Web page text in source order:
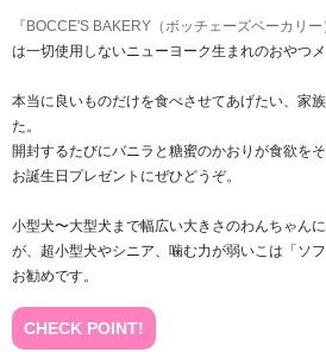
『BOCCE'S BAKERY（ボッチェーズベーカリー
は一切使用しないニューヨーク生まれのおやつメ
本当に良いものだけを食べさせてあげたい、家
た。
開封するたびにバニラと糖蜜のかおりが食欲を
お誕生日プレゼントにぜひどうぞ。
小型犬〜大型犬まで幅広い大きさのわんちゃん
が、超小型犬やシニア、噛む力が弱いこは「ソ
お勧めです。
CHECK POINT!